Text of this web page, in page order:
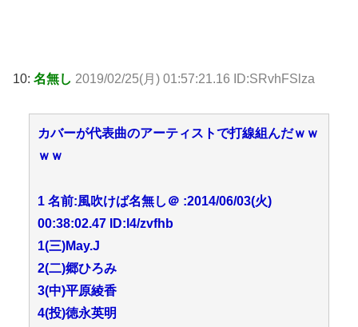
10: 名無し 2019/02/25(月) 01:57:21.16 ID:SRvhFSlza
カバーが代表曲のアーティストで打線組んだｗｗ
ｗｗ
1 名前:風吹けば名無し＠ :2014/06/03(火)
00:38:02.47 ID:l4/zvfhb
1(三)May.J
2(二)郷ひろみ
3(中)平原綾香
4(投)徳永英明